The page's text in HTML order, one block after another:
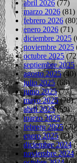
abril 2026 (77)
marzo 2026 (81)
febrero 2026
enero 2026 (71)
diciembre 2025
noviembre 2025
octubre 2025
septiembre 2025
agosto 2025(40)
julio 2025(66)
junio 2025(77)
mayo 2025(78)
abril 2025(69)
marzo 2025(77)
febrero 2025
enero 2025(71)
diciembre 2024
noviembre 2024